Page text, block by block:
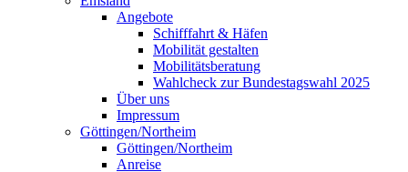
Angebote
Schifffahrt & Häfen
Mobilität gestalten
Mobilitätsberatung
Wahlcheck zur Bundestagswahl 2025
Über uns
Impressum
Göttingen/Northeim
Göttingen/Northeim
Anreise